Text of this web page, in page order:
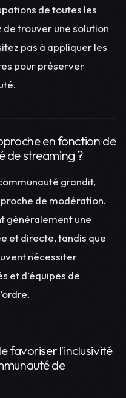
de toutes les
trouver une solution
pas à appliquer les
pour préserver
en fonction de
de streaming ?
grandit,
de modération.
généralement une
et directe, tandis que
nécessiter
et d’équipes de
favoriser l’inclusivité
de